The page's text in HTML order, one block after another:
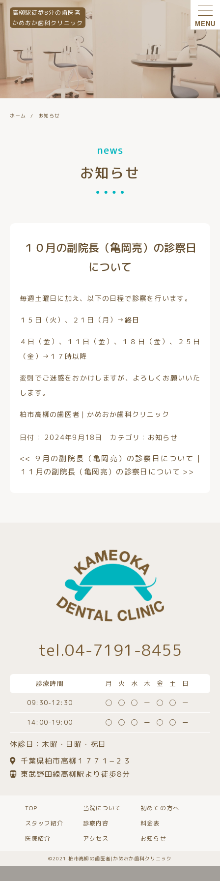
高柳駅徒歩8分の歯医者
かめおか歯科クリニック
ホーム お知らせ
news
お知らせ
１０月の副院長（亀岡亮）の診察日
について
毎週土曜日に加え、以下の日程で診察を行います。
１５日（火）、２１日（月）→ 終日
４日（金）、１１日（金）、１８日（金）、２５日
（金）→１７時以降
変則でご迷惑をおかけしますが、よろしくお願いいた
します。
柏市高柳の歯医者｜かめおか歯科クリニック
日付： 2024年9月18日 カテゴリ： お知らせ
<< ９月の副院長（亀岡亮）の診察日について |
１１月の副院長（亀岡亮）の診察日について >>
tel.04-7191-8455
診療時間 月火水木金土日
09:30-12:30 ◯◯◯ー◯◯ー
14:00-19:00 ◯◯◯ー◯◯ー
休診日：木曜・日曜・祝日
千葉県柏市高柳１７７１−２３
東武野田線高柳駅より徒歩8分
TOP 当院について
初めての方へ
スタッフ紹介
診療内容
料金表
医院紹介
アクセス お知らせ
©️2021 柏市高柳の歯医者|かめおか歯科クリニック
MENU